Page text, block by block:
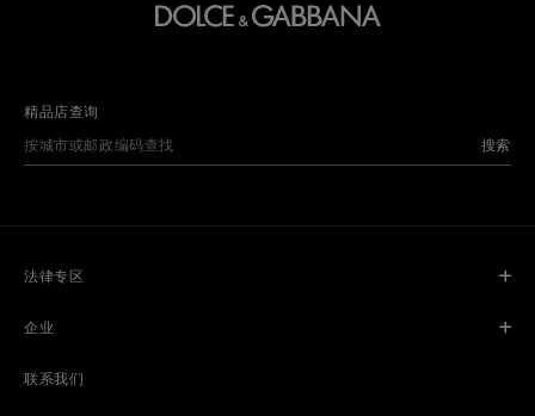
精品店查询
搜索
法律专区
企业
联系我们